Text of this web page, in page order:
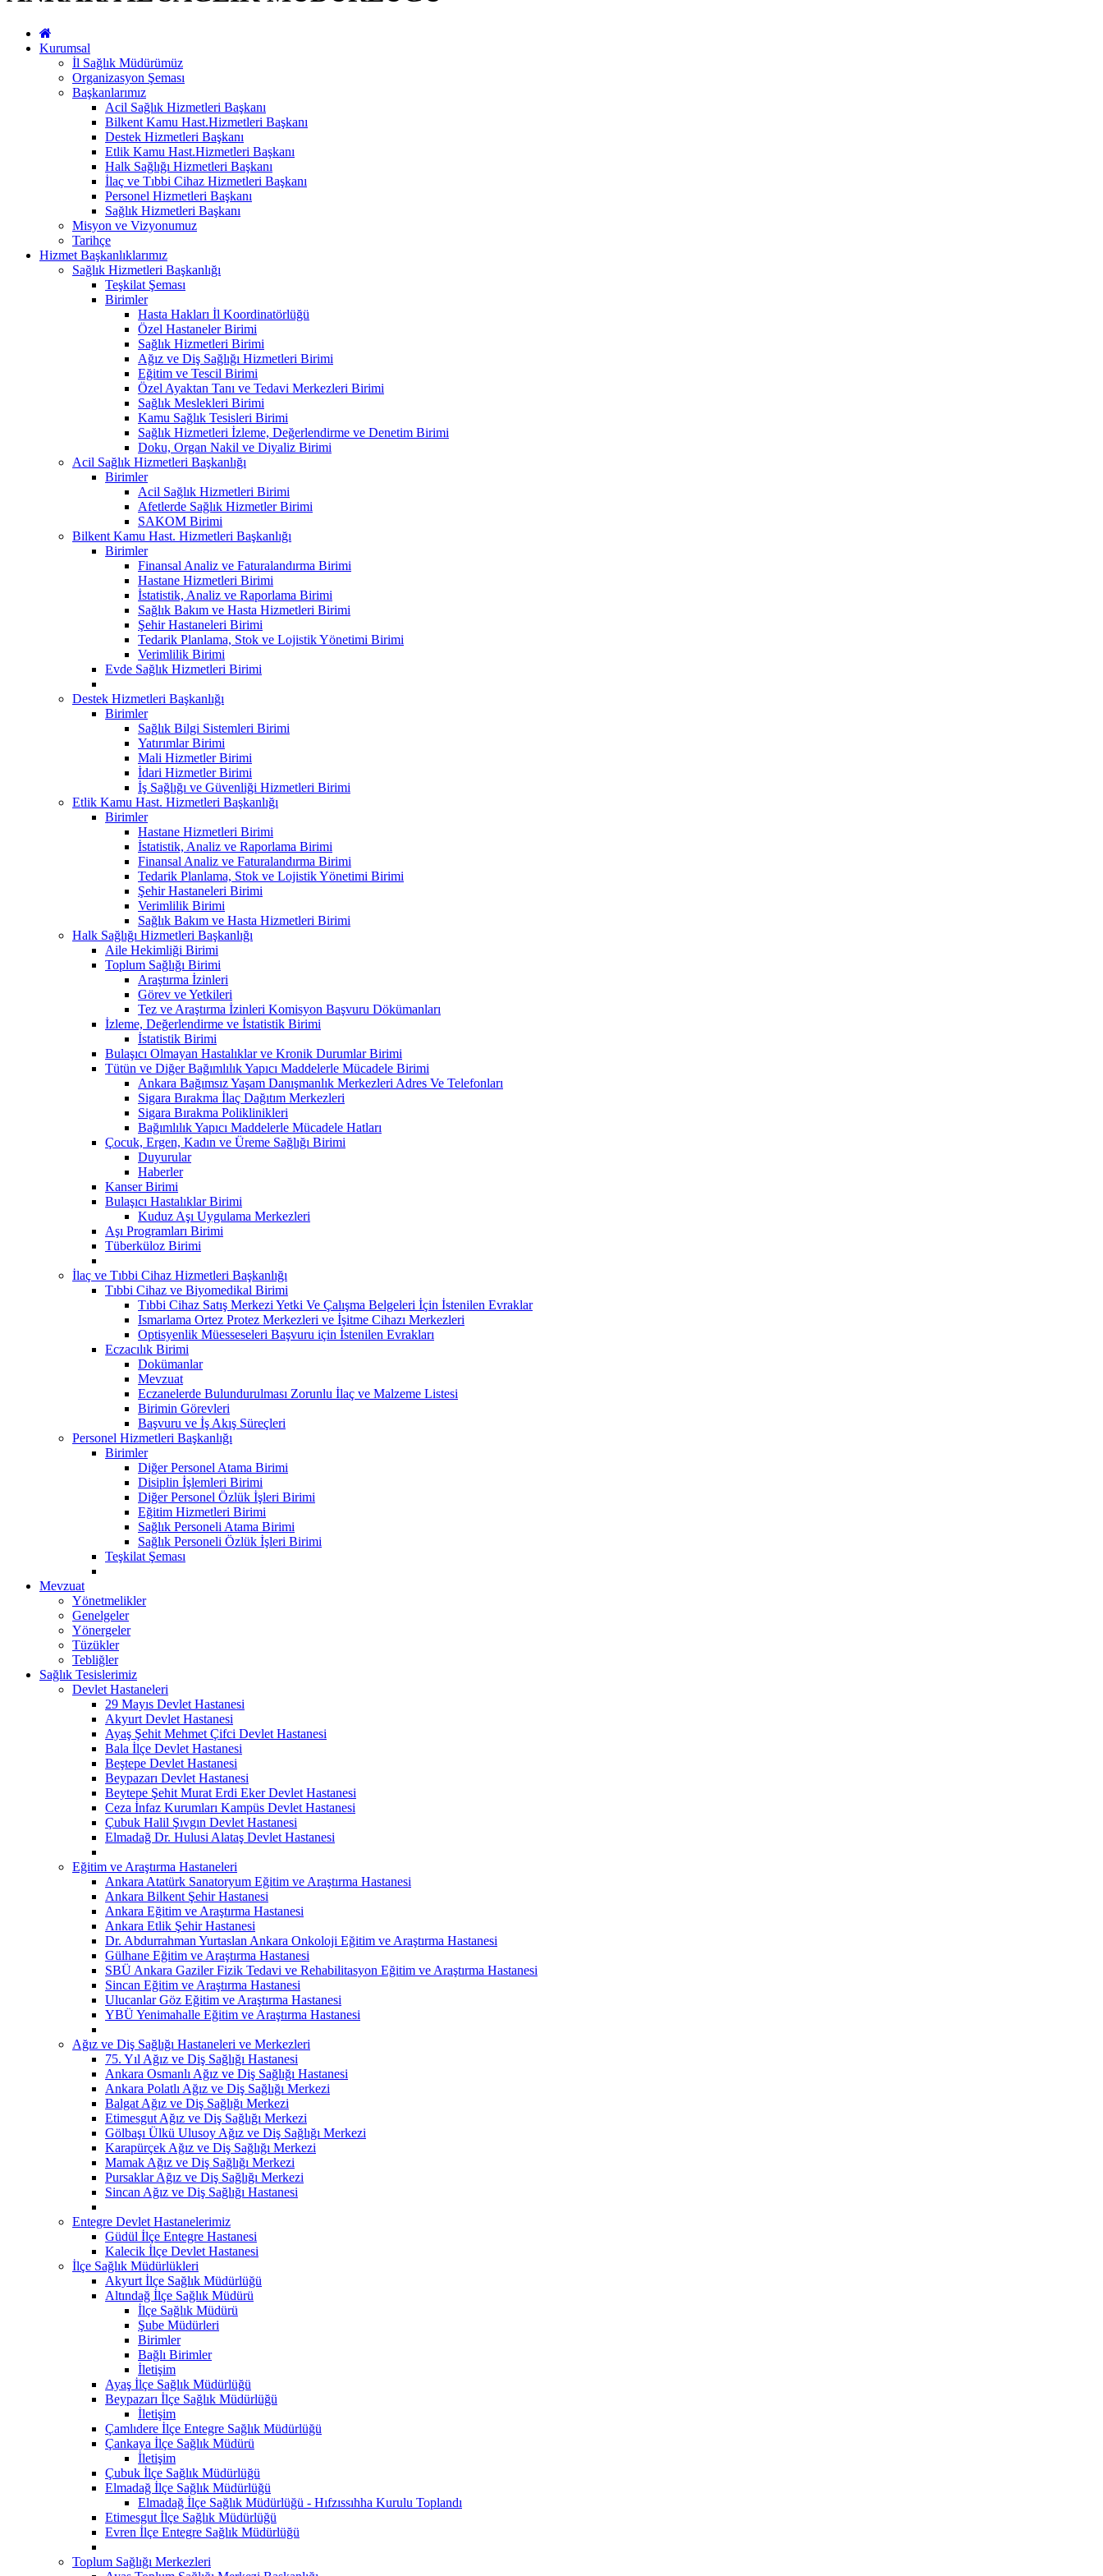
Kurumsal
İl Sağlık Müdürümüz
Organizasyon Şeması
Başkanlarımız
Acil Sağlık Hizmetleri Başkanı
Bilkent Kamu Hast.Hizmetleri Başkanı
Destek Hizmetleri Başkanı
Etlik Kamu Hast.Hizmetleri Başkanı
Halk Sağlığı Hizmetleri Başkanı
İlaç ve Tıbbi Cihaz Hizmetleri Başkanı
Personel Hizmetleri Başkanı
Sağlık Hizmetleri Başkanı
Misyon ve Vizyonumuz
Tarihçe
Hizmet Başkanlıklarımız
Sağlık Hizmetleri Başkanlığı
Teşkilat Şeması
Birimler
Hasta Hakları İl Koordinatörlüğü
Özel Hastaneler Birimi
Sağlık Hizmetleri Birimi
Ağız ve Diş Sağlığı Hizmetleri Birimi
Eğitim ve Tescil Birimi
Özel Ayaktan Tanı ve Tedavi Merkezleri Birimi
Sağlık Meslekleri Birimi
Kamu Sağlık Tesisleri Birimi
Sağlık Hizmetleri İzleme, Değerlendirme ve Denetim Birimi
Doku, Organ Nakil ve Diyaliz Birimi
Acil Sağlık Hizmetleri Başkanlığı
Birimler
Acil Sağlık Hizmetleri Birimi
Afetlerde Sağlık Hizmetler Birimi
SAKOM Birimi
Bilkent Kamu Hast. Hizmetleri Başkanlığı
Birimler
Finansal Analiz ve Faturalandırma Birimi
Hastane Hizmetleri Birimi
İstatistik, Analiz ve Raporlama Birimi
Sağlık Bakım ve Hasta Hizmetleri Birimi
Şehir Hastaneleri Birimi
Tedarik Planlama, Stok ve Lojistik Yönetimi Birimi
Verimlilik Birimi
Evde Sağlık Hizmetleri Birimi
Destek Hizmetleri Başkanlığı
Birimler
Sağlık Bilgi Sistemleri Birimi
Yatırımlar Birimi
Mali Hizmetler Birimi
İdari Hizmetler Birimi
İş Sağlığı ve Güvenliği Hizmetleri Birimi
Etlik Kamu Hast. Hizmetleri Başkanlığı
Birimler
Hastane Hizmetleri Birimi
İstatistik, Analiz ve Raporlama Birimi
Finansal Analiz ve Faturalandırma Birimi
Tedarik Planlama, Stok ve Lojistik Yönetimi Birimi
Şehir Hastaneleri Birimi
Verimlilik Birimi
Sağlık Bakım ve Hasta Hizmetleri Birimi
Halk Sağlığı Hizmetleri Başkanlığı
Aile Hekimliği Birimi
Toplum Sağlığı Birimi
Araştırma İzinleri
Görev ve Yetkileri
Tez ve Araştırma İzinleri Komisyon Başvuru Dökümanları
İzleme, Değerlendirme ve İstatistik Birimi
İstatistik Birimi
Bulaşıcı Olmayan Hastalıklar ve Kronik Durumlar Birimi
Tütün ve Diğer Bağımlılık Yapıcı Maddelerle Mücadele Birimi
Ankara Bağımsız Yaşam Danışmanlık Merkezleri Adres Ve Telefonları
Sigara Bırakma İlaç Dağıtım Merkezleri
Sigara Bırakma Poliklinikleri
Bağımlılık Yapıcı Maddelerle Mücadele Hatları
Çocuk, Ergen, Kadın ve Üreme Sağlığı Birimi
Duyurular
Haberler
Kanser Birimi
Bulaşıcı Hastalıklar Birimi
Kuduz Aşı Uygulama Merkezleri
Aşı Programları Birimi
Tüberküloz Birimi
İlaç ve Tıbbi Cihaz Hizmetleri Başkanlığı
Tıbbi Cihaz ve Biyomedikal Birimi
Tıbbi Cihaz Satış Merkezi Yetki Ve Çalışma Belgeleri İçin İstenilen Evraklar
Ismarlama Ortez Protez Merkezleri ve İşitme Cihazı Merkezleri
Optisyenlik Müesseseleri Başvuru için İstenilen Evrakları
Eczacılık Birimi
Dokümanlar
Mevzuat
Eczanelerde Bulundurulması Zorunlu İlaç ve Malzeme Listesi
Birimin Görevleri
Başvuru ve İş Akış Süreçleri
Personel Hizmetleri Başkanlığı
Birimler
Diğer Personel Atama Birimi
Disiplin İşlemleri Birimi
Diğer Personel Özlük İşleri Birimi
Eğitim Hizmetleri Birimi
Sağlık Personeli Atama Birimi
Sağlık Personeli Özlük İşleri Birimi
Teşkilat Şeması
Mevzuat
Yönetmelikler
Genelgeler
Yönergeler
Tüzükler
Tebliğler
Sağlık Tesislerimiz
Devlet Hastaneleri
29 Mayıs Devlet Hastanesi
Akyurt Devlet Hastanesi
Ayaş Şehit Mehmet Çifci Devlet Hastanesi
Bala İlçe Devlet Hastanesi
Beştepe Devlet Hastanesi
Beypazarı Devlet Hastanesi
Beytepe Şehit Murat Erdi Eker Devlet Hastanesi
Ceza İnfaz Kurumları Kampüs Devlet Hastanesi
Çubuk Halil Şıvgın Devlet Hastanesi
Elmadağ Dr. Hulusi Alataş Devlet Hastanesi
Eğitim ve Araştırma Hastaneleri
Ankara Atatürk Sanatoryum Eğitim ve Araştırma Hastanesi
Ankara Bilkent Şehir Hastanesi
Ankara Eğitim ve Araştırma Hastanesi
Ankara Etlik Şehir Hastanesi
Dr. Abdurrahman Yurtaslan Ankara Onkoloji Eğitim ve Araştırma Hastanesi
Gülhane Eğitim ve Araştırma Hastanesi
SBÜ Ankara Gaziler Fizik Tedavi ve Rehabilitasyon Eğitim ve Araştırma Hastanesi
Sincan Eğitim ve Araştırma Hastanesi
Ulucanlar Göz Eğitim ve Araştırma Hastanesi
YBÜ Yenimahalle Eğitim ve Araştırma Hastanesi
Ağız ve Diş Sağlığı Hastaneleri ve Merkezleri
75. Yıl Ağız ve Diş Sağlığı Hastanesi
Ankara Osmanlı Ağız ve Diş Sağlığı Hastanesi
Ankara Polatlı Ağız ve Diş Sağlığı Merkezi
Balgat Ağız ve Diş Sağlığı Merkezi
Etimesgut Ağız ve Diş Sağlığı Merkezi
Gölbaşı Ülkü Ulusoy Ağız ve Diş Sağlığı Merkezi
Karapürçek Ağız ve Diş Sağlığı Merkezi
Mamak Ağız ve Diş Sağlığı Merkezi
Pursaklar Ağız ve Diş Sağlığı Merkezi
Sincan Ağız ve Diş Sağlığı Hastanesi
Entegre Devlet Hastanelerimiz
Güdül İlçe Entegre Hastanesi
Kalecik İlçe Devlet Hastanesi
İlçe Sağlık Müdürlükleri
Akyurt İlçe Sağlık Müdürlüğü
Altındağ İlçe Sağlık Müdürü
İlçe Sağlık Müdürü
Şube Müdürleri
Birimler
Bağlı Birimler
İletişim
Ayaş İlçe Sağlık Müdürlüğü
Beypazarı İlçe Sağlık Müdürlüğü
İletişim
Çamlıdere İlçe Entegre Sağlık Müdürlüğü
Çankaya İlçe Sağlık Müdürü
İletişim
Çubuk İlçe Sağlık Müdürlüğü
Elmadağ İlçe Sağlık Müdürlüğü
Elmadağ İlçe Sağlık Müdürlüğü - Hıfzıssıhha Kurulu Toplandı
Etimesgut İlçe Sağlık Müdürlüğü
Evren İlçe Entegre Sağlık Müdürlüğü
Toplum Sağlığı Merkezleri